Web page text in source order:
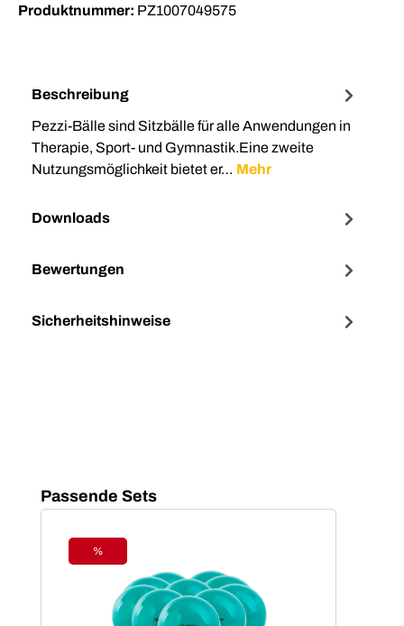
Produktnummer: PZ1007049575
Beschreibung
Pezzi-Bälle sind Sitzbälle für alle Anwendungen in
Therapie, Sport- und Gymnastik.Eine zweite
Nutzungsmöglichkeit bietet er… Mehr
Downloads
Bewertungen
Sicherheitshinweise
Produktgalerie überspringen
Passende Sets
Rabatt
%